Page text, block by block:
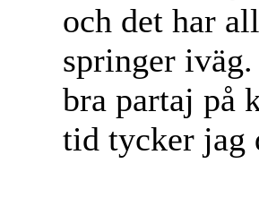
och det har
springer
bra partaj på
tid tycker jag